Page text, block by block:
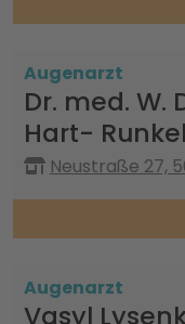
Augenarzt
Dr. med. W.
Hart- Runkel
Neustraße 27,
Augenarzt
Vasyl